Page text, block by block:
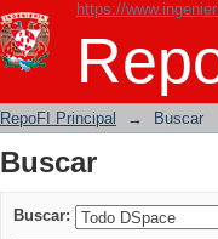
https://
Buscar
RepoFI Principal → Buscar
Buscar
Buscar: